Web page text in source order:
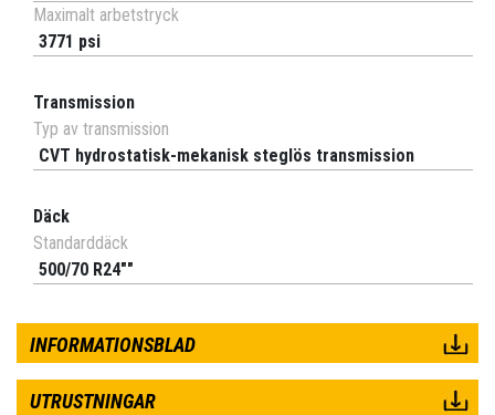
Maximalt arbetstryck
3771 psi
Transmission
Typ av transmission
CVT hydrostatisk-mekanisk steglös transmission
Däck
Standarddäck
500/70 R24""
INFORMATIONSBLAD
UTRUSTNINGAR